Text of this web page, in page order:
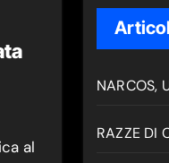
NARCOS,
RAZZE DI